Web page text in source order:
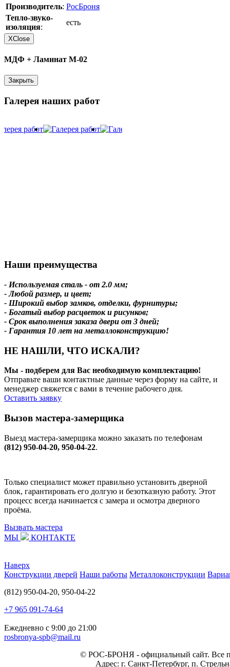
Производитель: РосБроня
Тепло-звуко-
изоляция:
есть
XClose
МДФ + Ламинат М-02
Закрыть
Галерея наших работ
Наши преимущества
- Используемая сталь - от 2.0 мм;
- Любой размер, и цвет;
- Широкий выбор замков, отделки, фурнитуры;
- Богатый выбор расцветок и рисунков;
- Срок выполнения заказа двери от 3 дней;
- Гарантия 10 лет на металлоконструкцию!
НЕ НАШЛИ, ЧТО ИСКАЛИ?
Мы - подберем для Вас необходимую комплектацию!
Отправьте ваши контактные данные через форму на сайте, и
менеджер свяжется с вами в течение рабочего дня.
Оставить заявку
Вызов мастера-замерщика
Выезд мастера-замерщика можно заказать по телефонам
(812) 950-04-20, 950-04-22.
Только специалист может правильно установить дверной
блок, гарантировать его долгую и безотказную работу. Этот
процесс всегда начинается с замера и осмотра дверного
проёма.
Вызвать мастера
МЫ
КОНТАКТЕ
Наверх
Конструкции дверей Наши работы Металлоконструкции
(812) 950-04-20, 950-04-22
+7 965 091-74-64
Ежедневно с 9:00 до 21:00
rosbronya-spb@mail.ru
© РОС-БРОНЯ- официальный сайт. Все
Адрес: г. Санкт-Петербург, п.